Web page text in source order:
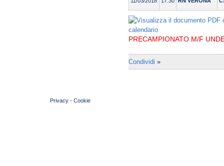
PRECAMPIONATO M/F
Condividi »
Privacy - Cookie